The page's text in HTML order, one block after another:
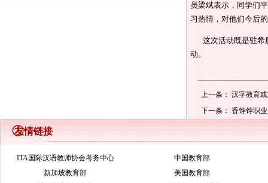
员梁斌表示，同学们
习热情，对他们今后
这次活动既是驻希
动。
上一条： 汉字教育
下一条： 香饽饽职
友情链接
ITA国际汉语教师协会考务中心
中国教育部
新加坡教育部
美国教育部